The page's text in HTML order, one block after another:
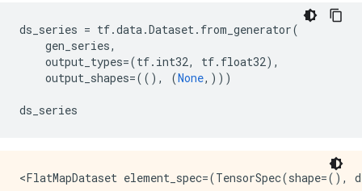
ds_series = tf.data.Dataset. from_generator(
gen_series,
output_types=(tf. int32, tf. float32),
output_shapes=((), (None,)))
ds_series